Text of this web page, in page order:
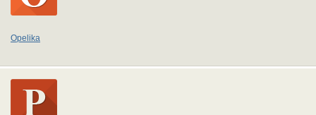
Opelika